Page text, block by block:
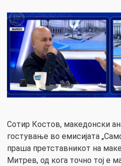
Сотир Костов, македонски
гостување во емисијата
праша претставникот на
Митрев, од кога точно тој е